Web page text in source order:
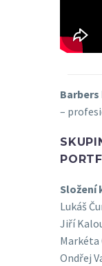
Barbers
–
Složení
Lukáš
Jiří
Markéta
Ondřej